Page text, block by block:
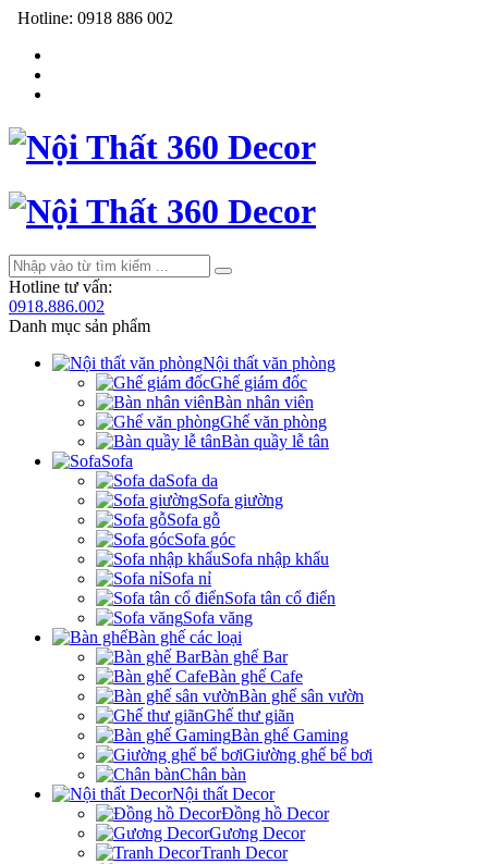
Hotline: 0918 886 002
Hotline tư vấn:
0918.886.002
Danh mục sản phẩm
Nội thất văn phòng
Ghế giám đốc
Bàn nhân viên
Ghế văn phòng
Bàn quầy lễ tân
Sofa
Sofa da
Sofa giường
Sofa gỗ
Sofa góc
Sofa nhập khẩu
Sofa nỉ
Sofa tân cổ điển
Sofa văng
Bàn ghế các loại
Bàn ghế Bar
Bàn ghế Cafe
Bàn ghế sân vườn
Ghế thư giãn
Bàn ghế Gaming
Giường ghế bể bơi
Chân bàn
Nội thất Decor
Đồng hồ Decor
Gương Decor
Tranh Decor